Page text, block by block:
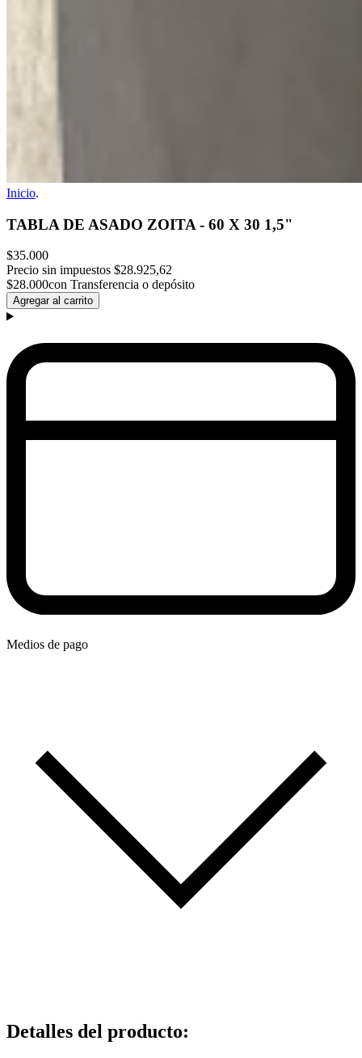
Inicio.
TABLA DE ASADO ZOITA - 60 X 30 1,5"
$35.000
Precio sin impuestos $28.925,62
$28.000con Transferencia o depósito
Agregar al carrito
Medios de pago
Detalles del producto: